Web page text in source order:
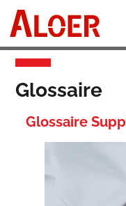
content
Glossaire
Glossaire